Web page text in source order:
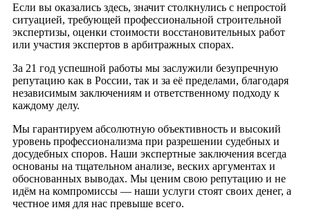
Если вы оказались здесь, значит столкнулись с непростой
ситуацией, требующей профессиональной строительной
экспертизы, оценки стоимости восстановительных работ
или участия экспертов в арбитражных спорах.
За 21 год успешной работы мы заслужили безупречную
репутацию как в России, так и за её пределами, благодаря
независимым заключениям и ответственному подходу к
каждому делу.
Мы гарантируем абсолютную объективность и высокий
уровень профессионализма при разрешении судебных и
досудебных споров. Наши экспертные заключения всегда
основаны на тщательном анализе, веских аргументах и
обоснованных выводах. Мы ценим свою репутацию и не
идём на компромиссы — наши услуги стоят своих денег, а
честное имя для нас превыше всего.